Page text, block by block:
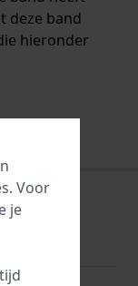
deze band
hieronder
. Voor
je